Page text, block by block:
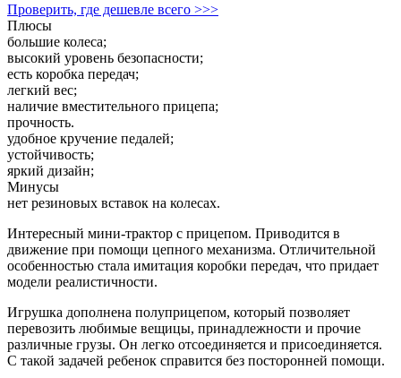
Проверить, где дешевле всего >>>
Плюсы
большие колеса;
высокий уровень безопасности;
есть коробка передач;
легкий вес;
наличие вместительного прицепа;
прочность.
удобное кручение педалей;
устойчивость;
яркий дизайн;
Минусы
нет резиновых вставок на колесах.
Интересный мини-трактор с прицепом. Приводится в
движение при помощи цепного механизма. Отличительной
особенностью стала имитация коробки передач, что придает
модели реалистичности.
Игрушка дополнена полуприцепом, который позволяет
перевозить любимые вещицы, принадлежности и прочие
различные грузы. Он легко отсоединяется и присоединяется.
С такой задачей ребенок справится без посторонней помощи.